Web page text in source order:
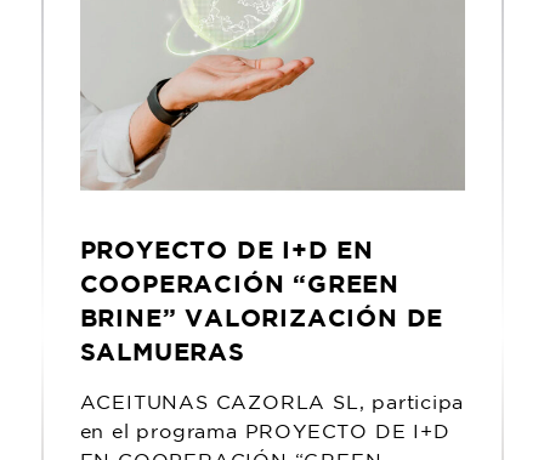
PROYECTO DE I+D EN
COOPERACIÓN “GREEN
BRINE” VALORIZACIÓN DE
SALMUERAS
ACEITUNAS CAZORLA SL, participa
en el programa PROYECTO DE I+D